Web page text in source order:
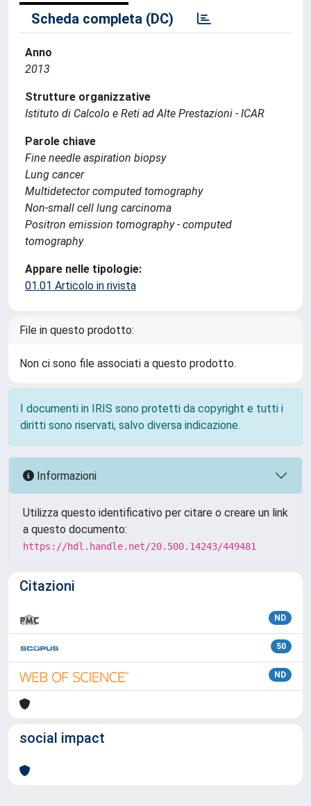
Scheda completa (DC)
Anno
2013
Strutture organizzative
Istituto di Calcolo e Reti ad Alte Prestazioni - ICAR
Parole chiave
Fine needle aspiration biopsy
Lung cancer
Multidetector computed tomography
Non-small cell lung carcinoma
Positron emission tomography - computed
tomography
Appare nelle tipologie:
01.01 Articolo in rivista
File in questo prodotto:
Non ci sono file associati a questo prodotto.
I documenti in IRIS sono protetti da copyright e tutti i
diritti sono riservati, salvo diversa indicazione.
Informazioni
Utilizza questo identificativo per citare o creare un link
a questo documento:
https://hdl.handle.net/20.500.14243/449481
Citazioni
ND
50
ND
social impact